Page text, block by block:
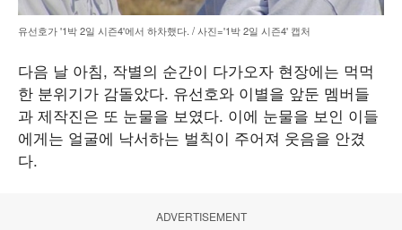
유선호가 '1박 2일 시즌4'에서 하차했다. / 사진='1박 2일 시즌4' 캡처
다음 날 아침, 작별의 순간이 다가오자 현장에는 먹먹
한 분위기가 감돌았다. 유선호와 이별을 앞둔 멤버들
과 제작진은 또 눈물을 보였다. 이에 눈물을 보인 이들
에게는 얼굴에 낙서하는 벌칙이 주어져 웃음을 안겼
다.
ADVERTISEMENT